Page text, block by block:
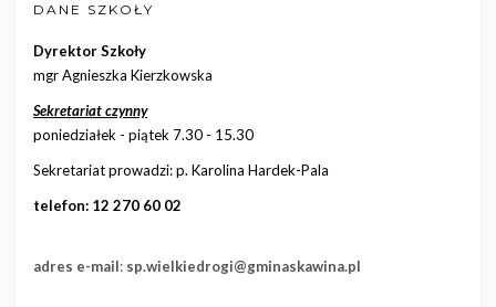
DANE SZKOŁY
Dyrektor Szkoły
mgr Agnieszka Kierzkowska
Sekretariat czynny
poniedziałek - piątek 7.30 - 15.30
Sekretariat prowadzi: p. Karolina Hardek-Pala
telefon: 12 270 60 02
adres e-mail: sp.wielkiedrogi@gminaskawina.pl